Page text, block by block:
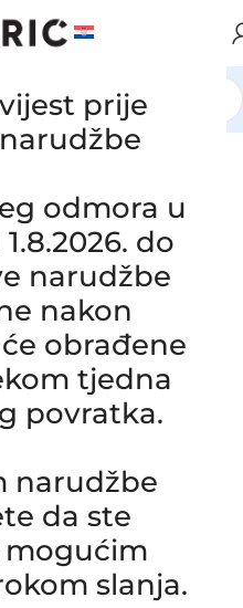
prije
odmora u
do
narudžbe
nakon
obrađene
tjedna
povratka.
narudžbe
da ste
mogućim
slanja.
VOLVO
J, 3817821
sljedeći radni dan)